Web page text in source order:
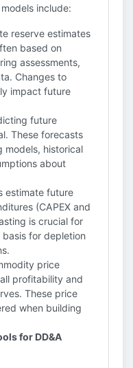
include:
reserve estimates
based on
assessments,
Changes to
impact future
future
These forecasts
models, historical
about
estimate future
(CAPEX and
is crucial for
for depletion
price
profitability and
These price
when building
for DD&A